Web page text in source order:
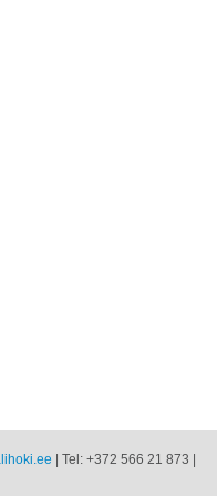
| Tel: +372 566 21 873 |